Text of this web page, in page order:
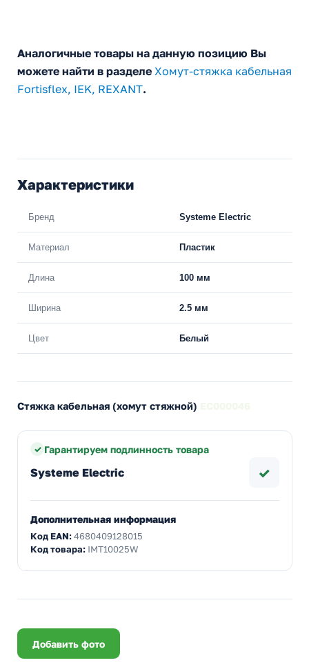
Аналогичные товары на данную позицию Вы
можете найти в разделе Хомут-стяжка кабельная
Fortisflex, IEK, REXANT.
Характеристики
Бренд Systeme Electric
Материал Пластик
Длина 100 мм
Ширина 2.5 мм
Цвет Белый
Стяжка кабельная (хомут стяжной)
Гарантируем подлинность товара
Systeme Electric ✓
Дополнительная информация
Код EAN:4680409128015
Код товара: IMT10025W
Добавить фото